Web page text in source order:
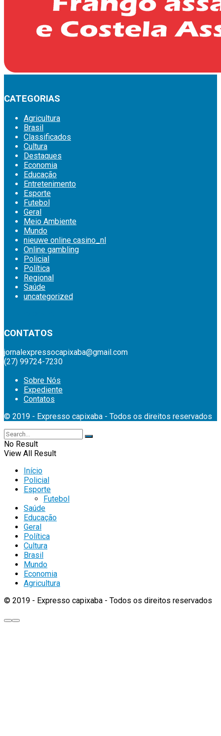
CATEGORIAS
Agricultura
Brasil
Classificados
Cultura
Destaques
Economia
Educação
Entretenimento
Esporte
Futebol
Geral
Meio Ambiente
Mundo
nieuwe online casino_nl
Online gambling
Policial
Política
Regional
Saúde
uncategorized
CONTATOS
jornalexpressocapixaba@gmail.com
(27) 99724-7230
Sobre Nós
Expediente
Contatos
© 2019 - Expresso capixaba - Todos os direitos reservados
No Result
View All Result
Início
Policial
Esporte
Futebol
Saúde
Educação
Geral
Política
Cultura
Brasil
Mundo
Economia
Agricultura
© 2019 - Expresso capixaba - Todos os direitos reservados